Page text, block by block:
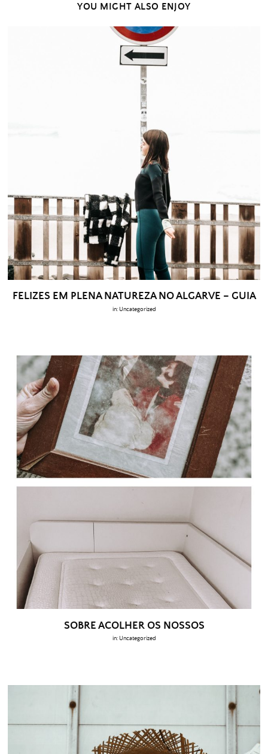
YOU MIGHT ALSO ENJOY
FELIZES EM PLENA NATUREZA NO ALGARVE – GUIA
in: Uncategorized
SOBRE ACOLHER OS NOSSOS
in: Uncategorized